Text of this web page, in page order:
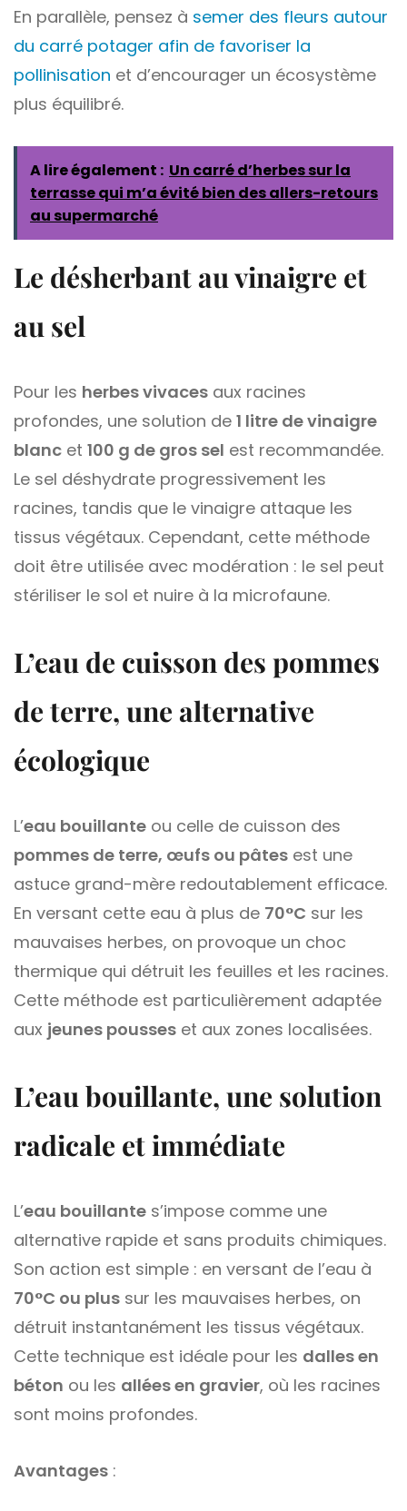
En parallèle, pensez à semer des fleurs autour
du carré potager afin de favoriser la
pollinisation et d’encourager un écosystème
plus équilibré.
A lire également : Un carré d’herbes sur la
terrasse qui m’a évité bien des allers-retours
au supermarché
Le désherbant au vinaigre et
au sel
Pour les herbes vivaces aux racines
profondes, une solution de 1 litre de vinaigre
blanc et 100 g de gros sel est recommandée.
Le sel déshydrate progressivement les
racines, tandis que le vinaigre attaque les
tissus végétaux. Cependant, cette méthode
doit être utilisée avec modération : le sel peut
stériliser le sol et nuire à la microfaune.
L’eau de cuisson des pommes
de terre, une alternative
écologique
L’eau bouillante ou celle de cuisson des
pommes de terre, œufs ou pâtes est une
astuce grand-mère redoutablement efficace.
En versant cette eau à plus de 70°C sur les
mauvaises herbes, on provoque un choc
thermique qui détruit les feuilles et les racines.
Cette méthode est particulièrement adaptée
aux jeunes pousses et aux zones localisées.
L’eau bouillante, une solution
radicale et immédiate
L’eau bouillante s’impose comme une
alternative rapide et sans produits chimiques.
Son action est simple : en versant de l’eau à
70°C ou plus sur les mauvaises herbes, on
détruit instantanément les tissus végétaux.
Cette technique est idéale pour les dalles en
béton ou les allées en gravier, où les racines
sont moins profondes.
Avantages :